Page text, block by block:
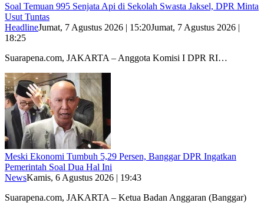
Soal Temuan 995 Senjata Api di Sekolah Swasta Jaksel, DPR Minta
Usut Tuntas
HeadlineJumat, 7 Agustus 2026 | 15:20Jumat, 7 Agustus 2026 |
18:25
Suarapena.com, JAKARTA – Anggota Komisi I DPR RI…
Meski Ekonomi Tumbuh 5,29 Persen, Banggar DPR Ingatkan
Pemerintah Soal Dua Hal Ini
NewsKamis, 6 Agustus 2026 | 19:43
Suarapena.com, JAKARTA – Ketua Badan Anggaran (Banggar)